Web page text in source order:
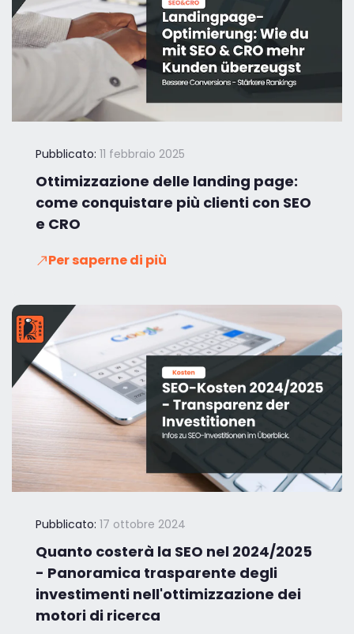
Pubblicato: 11 febbraio 2025
Ottimizzazione delle landing page:
come conquistare più clienti con SEO
e CRO
Per saperne di più
Pubblicato: 17 ottobre 2024
Quanto costerà la SEO nel 2024/2025
- Panoramica trasparente degli
investimenti nell'ottimizzazione dei
motori di ricerca